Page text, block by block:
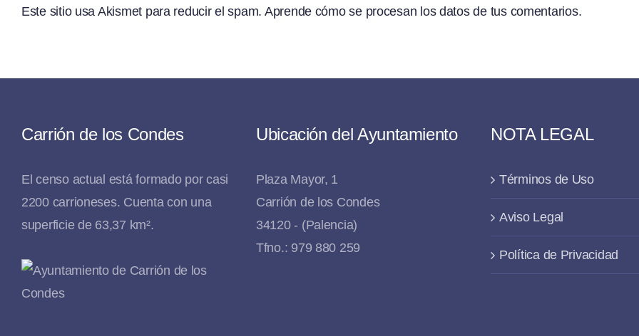
Este sitio usa Akismet para reducir el spam. Aprende cómo se procesan los datos de tus comentarios.
Carrión de los Condes
El censo actual está formado por casi
2200 carrioneses. Cuenta con una
superficie de 63,37 km².
Ubicación del Ayuntamiento
Plaza Mayor, 1
Carrión de los Condes
34120 - (Palencia)
Tfno.: 979 880 259
NOTA LEGAL
Términos de Uso
Aviso Legal
Política de Privacidad